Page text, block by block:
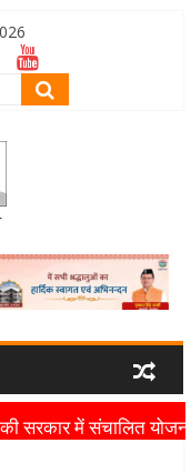
सरकार में संचालित